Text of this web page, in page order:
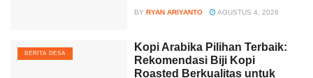
BY RYAN ARIYANTO AGUSTUS 4, 2026
BERITA DESA
Kopi Arabika Pilihan Terbaik:
Rekomendasi Biji Kopi
Roasted Berkualitas untuk